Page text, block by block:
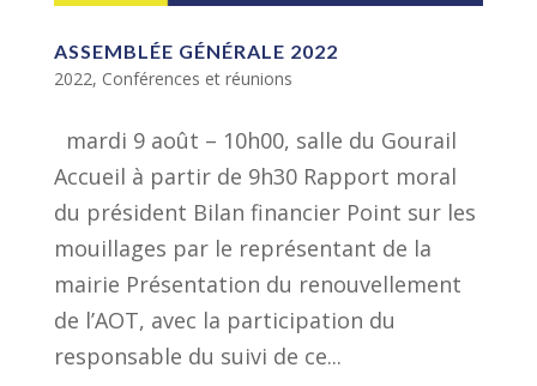
ASSEMBLÉE GÉNÉRALE 2022
2022, Conférences et réunions
mardi 9 août – 10h00, salle du Gourail
Accueil à partir de 9h30 Rapport moral
du président Bilan financier Point sur les
mouillages par le représentant de la
mairie Présentation du renouvellement
de l’AOT, avec la participation du
responsable du suivi de ce...